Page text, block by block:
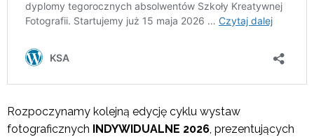
Rozpoczynamy kolejną edycję cyklu wystaw
fotograficznych
INDYWIDUALNE 2026, prezentujących